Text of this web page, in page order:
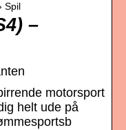
Spil
–
motorsport
helt ude på